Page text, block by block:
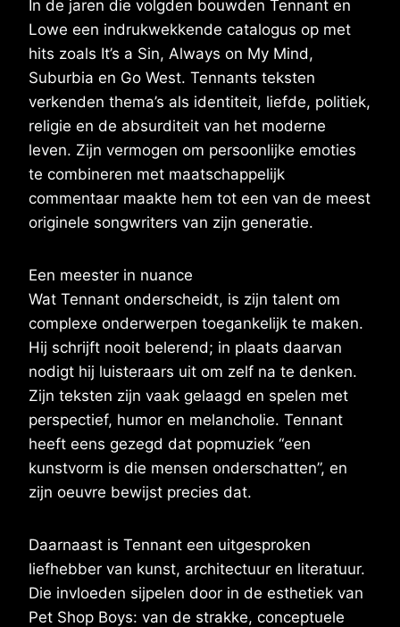
In de jaren die volgden bouwden Tennant en
Lowe een indrukwekkende catalogus op met
hits zoals It’s a Sin, Always on My Mind,
Suburbia en Go West. Tennants teksten
verkenden thema’s als identiteit, liefde, politiek,
religie en de absurditeit van het moderne
leven. Zijn vermogen om persoonlijke emoties
te combineren met maatschappelijk
commentaar maakte hem tot een van de meest
originele songwriters van zijn generatie.
Een meester in nuance
Wat Tennant onderscheidt, is zijn talent om
complexe onderwerpen toegankelijk te maken.
Hij schrijft nooit belerend; in plaats daarvan
nodigt hij luisteraars uit om zelf na te denken.
Zijn teksten zijn vaak gelaagd en spelen met
perspectief, humor en melancholie. Tennant
heeft eens gezegd dat popmuziek “een
kunstvorm is die mensen onderschatten”, en
zijn oeuvre bewijst precies dat.
Daarnaast is Tennant een uitgesproken
liefhebber van kunst, architectuur en literatuur.
Die invloeden sijpelen door in de esthetiek van
Pet Shop Boys: van de strakke, conceptuele